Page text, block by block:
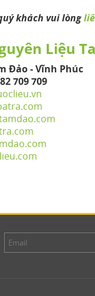
khách vui lòng
Liệu
Đảo - Vĩnh Phúc
709 709